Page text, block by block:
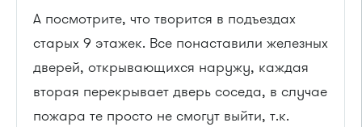
А посмотрите, что творится в подъездах
старых 9 этажек. Все понаставили железных
дверей, открывающихся наружу, каждая
вторая перекрывает дверь соседа, в случае
пожара те просто не смогут выйти, т.к.